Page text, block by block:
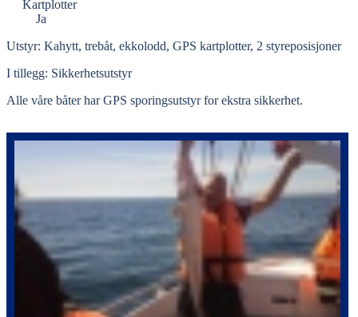
Kartplotter
Ja
Utstyr: Kahytt, trebåt, ekkolodd, GPS kartplotter, 2 styreposisjoner
I tillegg: Sikkerhetsutstyr
Alle våre båter har GPS sporingsutstyr for ekstra sikkerhet.